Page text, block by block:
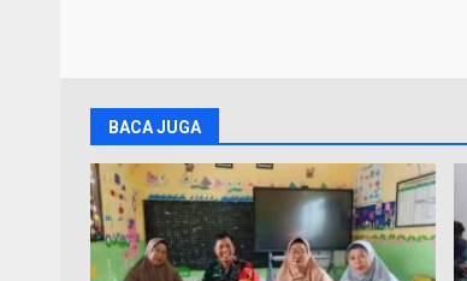
BACA JUGA